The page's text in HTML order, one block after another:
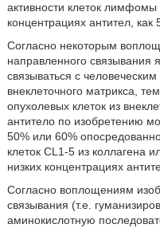
активности клеток лимфомы
концентрациях антител,
Согласно некоторым
направленного связывания
связываться с
внеклеточного матрикса,
опухолевых клеток из
антитело по изобретению
50% или 60%
клеток CL1-5 из коллагена
низких концентрациях
Согласно воплощениям
связывания (т.е.
аминокислотную